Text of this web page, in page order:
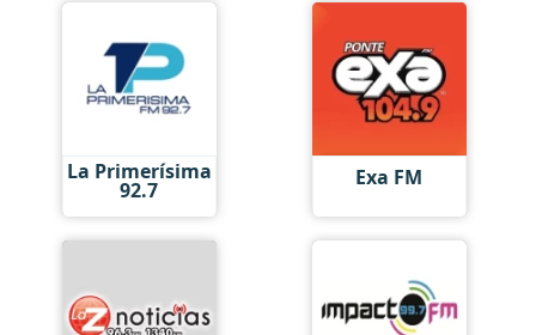
La Primerísima
92.7 Exa FM